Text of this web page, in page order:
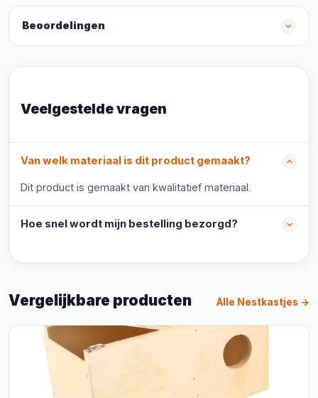
Beoordelingen
Veelgestelde vragen
Van welk materiaal is dit product gemaakt?
Dit product is gemaakt van kwalitatief materiaal.
Hoe snel wordt mijn bestelling bezorgd?
Vergelijkbare producten Alle Nestkastjes →